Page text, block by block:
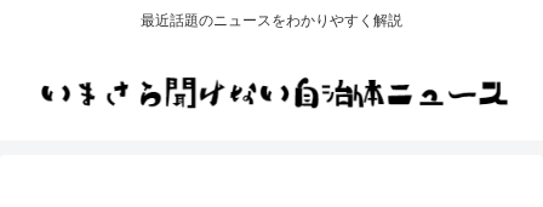
最近話題のニュースをわかりやすく解説